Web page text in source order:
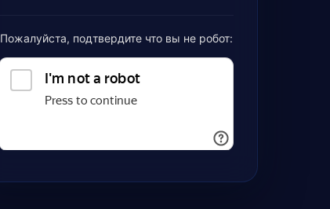
Пожалуйста, подтвердите что вы не робот: